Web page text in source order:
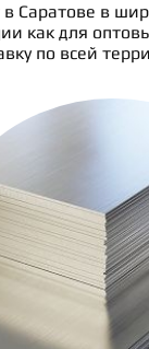
Саратове в
как для
по всей